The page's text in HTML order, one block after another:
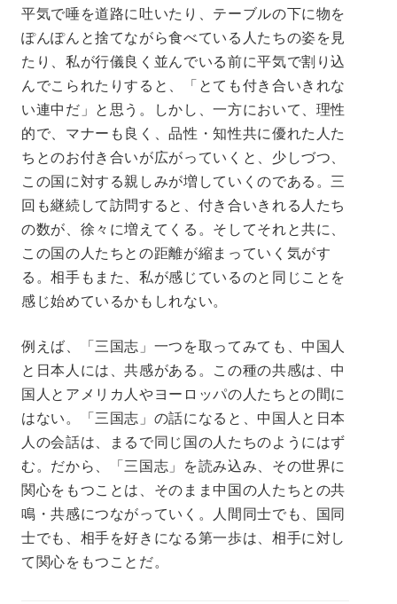
平気で唾を道路に吐いたり、テーブルの下に物を
ぽんぽんと捨てながら食べている人たちの姿を見
たり、私が行儀良く並んでいる前に平気で割り込
んでこられたりすると、「とても付き合いきれな
い連中だ」と思う。しかし、一方において、理性
的で、マナーも良く、品性・知性共に優れた人た
ちとのお付き合いが広がっていくと、少しづつ、
この国に対する親しみが増していくのである。三
回も継続して訪問すると、付き合いきれる人たち
の数が、徐々に増えてくる。そしてそれと共に、
この国の人たちとの距離が縮まっていく気がす
る。相手もまた、私が感じているのと同じことを
感じ始めているかもしれない。
例えば、「三国志」一つを取ってみても、中国人
と日本人には、共感がある。この種の共感は、中
国人とアメリカ人やヨーロッパの人たちとの間に
はない。「三国志」の話になると、中国人と日本
人の会話は、まるで同じ国の人たちのようにはず
む。だから、「三国志」を読み込み、その世界に
関心をもつことは、そのまま中国の人たちとの共
鳴・共感につながっていく。人間同士でも、国同
士でも、相手を好きになる第一歩は、相手に対し
て関心をもつことだ。